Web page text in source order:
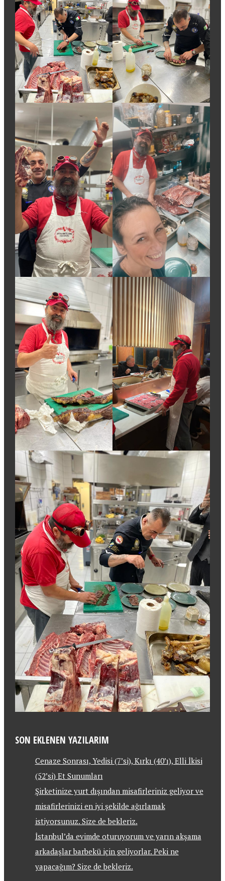
SON EKLENEN YAZILARIM
Cenaze Sonrası, Yedisi (7’si), Kırkı (40’ı), Elli İkisi
(52’si) Et Sunumları
Şirketinize yurt dışından misafirleriniz geliyor ve
misafirlerinizi en iyi şekilde ağırlamak
istiyorsunuz. Size de bekleriz.
İstanbul’da evimde oturuyorum ve yarın akşama
arkadaşlar barbekü için geliyorlar. Peki ne
yapacağım? Size de bekleriz.